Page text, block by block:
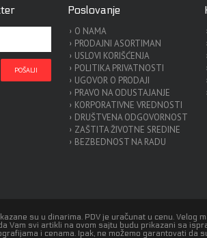
Poslovanje
O NAMA
PRODAJNI ASORTIMAN
USLOVI KORIŠĆENJA
POLITIKA PRIVATNOSTI
UGOVOR O PRODAJI
PRAVO NA ODUSTAJANJE
KORPORATIVNE VREDNOSTI
DRUŠTVENA ODGOVORNOST
ZAŠTITA ŽIVOTNE SREDINE
BEZBEDNOST NA RADU
su u dinarima. PDV je uračunat u cenu. Velog
Vam svi artikli na ovom sajtu budu prikazani sa
i cenama. Ipak, ne možemo garantovati da